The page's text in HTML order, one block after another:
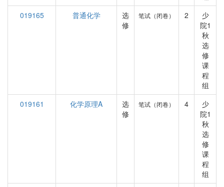
019165
普通化学
选
修
笔试（闭卷） 2
少
院1
秋
选
修
课
程
组
019161
化学原理A
选
修
笔试（闭卷） 4
少
院1
秋
选
修
课
程
组